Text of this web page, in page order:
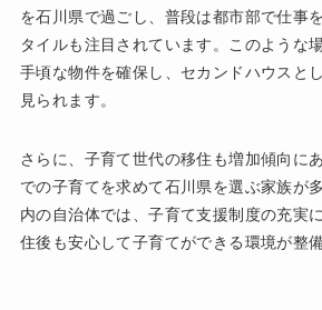
を石川県で過ごし、普段は都市部で仕事
タイルも注目されています。このような
手頃な物件を確保し、セカンドハウスと
見られます。
さらに、子育て世代の移住も増加傾向に
での子育てを求めて石川県を選ぶ家族が
内の自治体では、子育て支援制度の充実
住後も安心して子育てができる環境が整